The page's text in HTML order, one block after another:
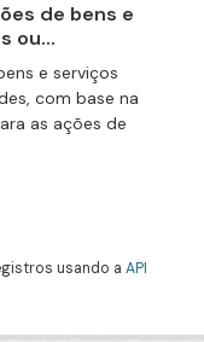
de bens e
ou...
e serviços
com base na
as ações de
usando a API